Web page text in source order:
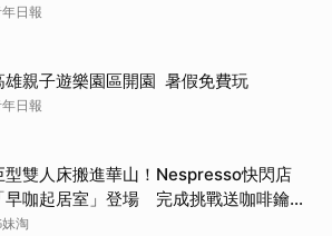
日報
雄親子遊樂園區開園 暑假免費玩
日報
型雙人床搬進華山！Nespresso快閃店
「早咖起居室」登場 完成挑戰送咖啡鑰匙
淘